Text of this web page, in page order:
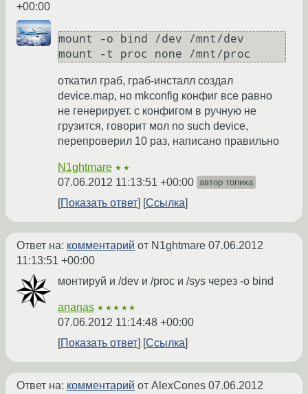
+00:00
mount -o bind /dev /mnt/dev
mount -t proc none /mnt/proc
откатил граб, граб-инсталл создал
device.map, но mkconfig конфиг все равно
не генерирует. с конфигом в ручную не
грузится, говорит мол no such device,
перепроверил 10 раз, написано правильно
N1ghtmare ★★
07.06.2012 11:13:51 +00:00 автор топика
Показать ответ Ссылка
Ответ на: комментарий от N1ghtmare 07.06.2012
11:13:51 +00:00
монтируй и /dev и /proc и /sys через -o bind
ananas ★★★★★
07.06.2012 11:14:48 +00:00
Показать ответ
Ссылка
Ответ на: комментарий от AlexCones 07.06.2012